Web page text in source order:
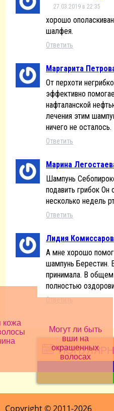
27.03.2019 в 22:35
хорошо
шалфея.
Ответить
Маргарита
От перхоти
эффективно
нафталанской
лечения этим
ничего не осталось.
Ответить
Марина
Шампунь
подавить грибок
несколько недель
Ответить
Лидия
А мне хорошо
шампунь Берестин.
принимала. В
полностью
Ответить
кожа
Могут ли быть
вши на
окрашенных
волосах
Copyright © 2011-2026